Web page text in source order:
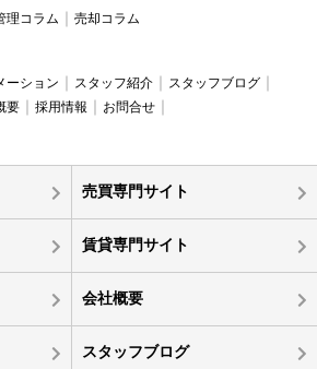
理コラム 売却コラム
ーション スタッフ紹介
スタッフブログ
要 採用情報
お問合せ
売買専門サイト
賃貸専門サイト
会社概要
スタッフブログ